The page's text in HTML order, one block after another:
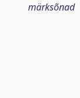
märksõnad